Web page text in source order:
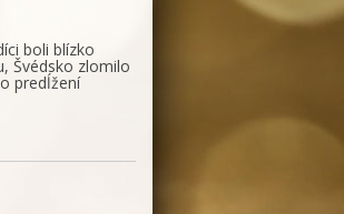
boli blízko
Švédsko zlomilo
predĺžení